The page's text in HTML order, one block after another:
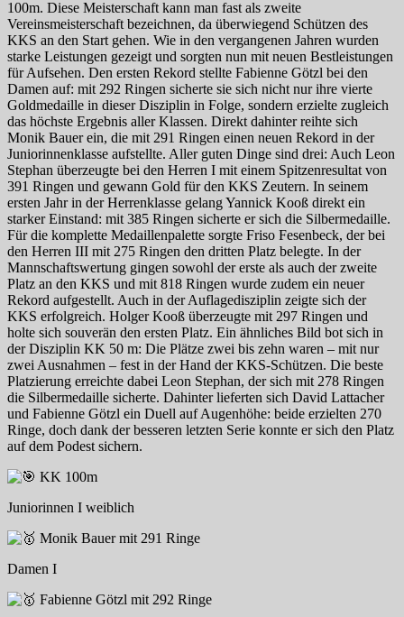
100m. Diese Meisterschaft kann man fast als zweite
Vereinsmeisterschaft bezeichnen, da überwiegend Schützen des
KKS an den Start gehen. Wie in den vergangenen Jahren wurden
starke Leistungen gezeigt und sorgten nun mit neuen Bestleistungen
für Aufsehen. Den ersten Rekord stellte Fabienne Götzl bei den
Damen auf: mit 292 Ringen sicherte sie sich nicht nur ihre vierte
Goldmedaille in dieser Disziplin in Folge, sondern erzielte zugleich
das höchste Ergebnis aller Klassen. Direkt dahinter reihte sich
Monik Bauer ein, die mit 291 Ringen einen neuen Rekord in der
Juniorinnenklasse aufstellte. Aller guten Dinge sind drei: Auch Leon
Stephan überzeugte bei den Herren I mit einem Spitzenresultat von
391 Ringen und gewann Gold für den KKS Zeutern. In seinem
ersten Jahr in der Herrenklasse gelang Yannick Kooß direkt ein
starker Einstand: mit 385 Ringen sicherte er sich die Silbermedaille.
Für die komplette Medaillenpalette sorgte Friso Fesenbeck, der bei
den Herren III mit 275 Ringen den dritten Platz belegte. In der
Mannschaftswertung gingen sowohl der erste als auch der zweite
Platz an den KKS und mit 818 Ringen wurde zudem ein neuer
Rekord aufgestellt. Auch in der Auflagedisziplin zeigte sich der
KKS erfolgreich. Holger Kooß überzeugte mit 297 Ringen und
holte sich souverän den ersten Platz. Ein ähnliches Bild bot sich in
der Disziplin KK 50 m: Die Plätze zwei bis zehn waren – mit nur
zwei Ausnahmen – fest in der Hand der KKS-Schützen. Die beste
Platzierung erreichte dabei Leon Stephan, der sich mit 278 Ringen
die Silbermedaille sicherte. Dahinter lieferten sich David Lattacher
und Fabienne Götzl ein Duell auf Augenhöhe: beide erzielten 270
Ringe, doch dank der besseren letzten Serie konnte er sich den Platz
auf dem Podest sichern.
KK 100m
Juniorinnen I weiblich
Monik Bauer mit 291 Ringe
Damen I
Fabienne Götzl mit 292 Ringe